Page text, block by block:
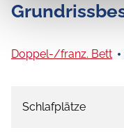
Doppel-/franz. Bett
Schlafplätze